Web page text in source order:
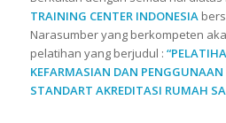
TRAINING CENTER INDONESIA
Narasumber yang berkompeten
pelatihan yang berjudul :
KEFARMASIAN DAN
STANDART AKREDITASI RUMAH